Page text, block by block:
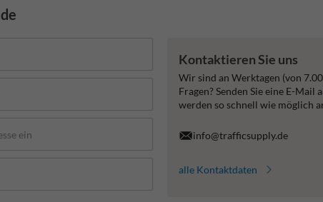
Kontaktieren Sie uns
Wir sind an Werktagen (von
Fragen? Senden Sie eine E-Mail
werden so schnell wie möglich
info@trafficsupply.de
alle Kontaktdaten